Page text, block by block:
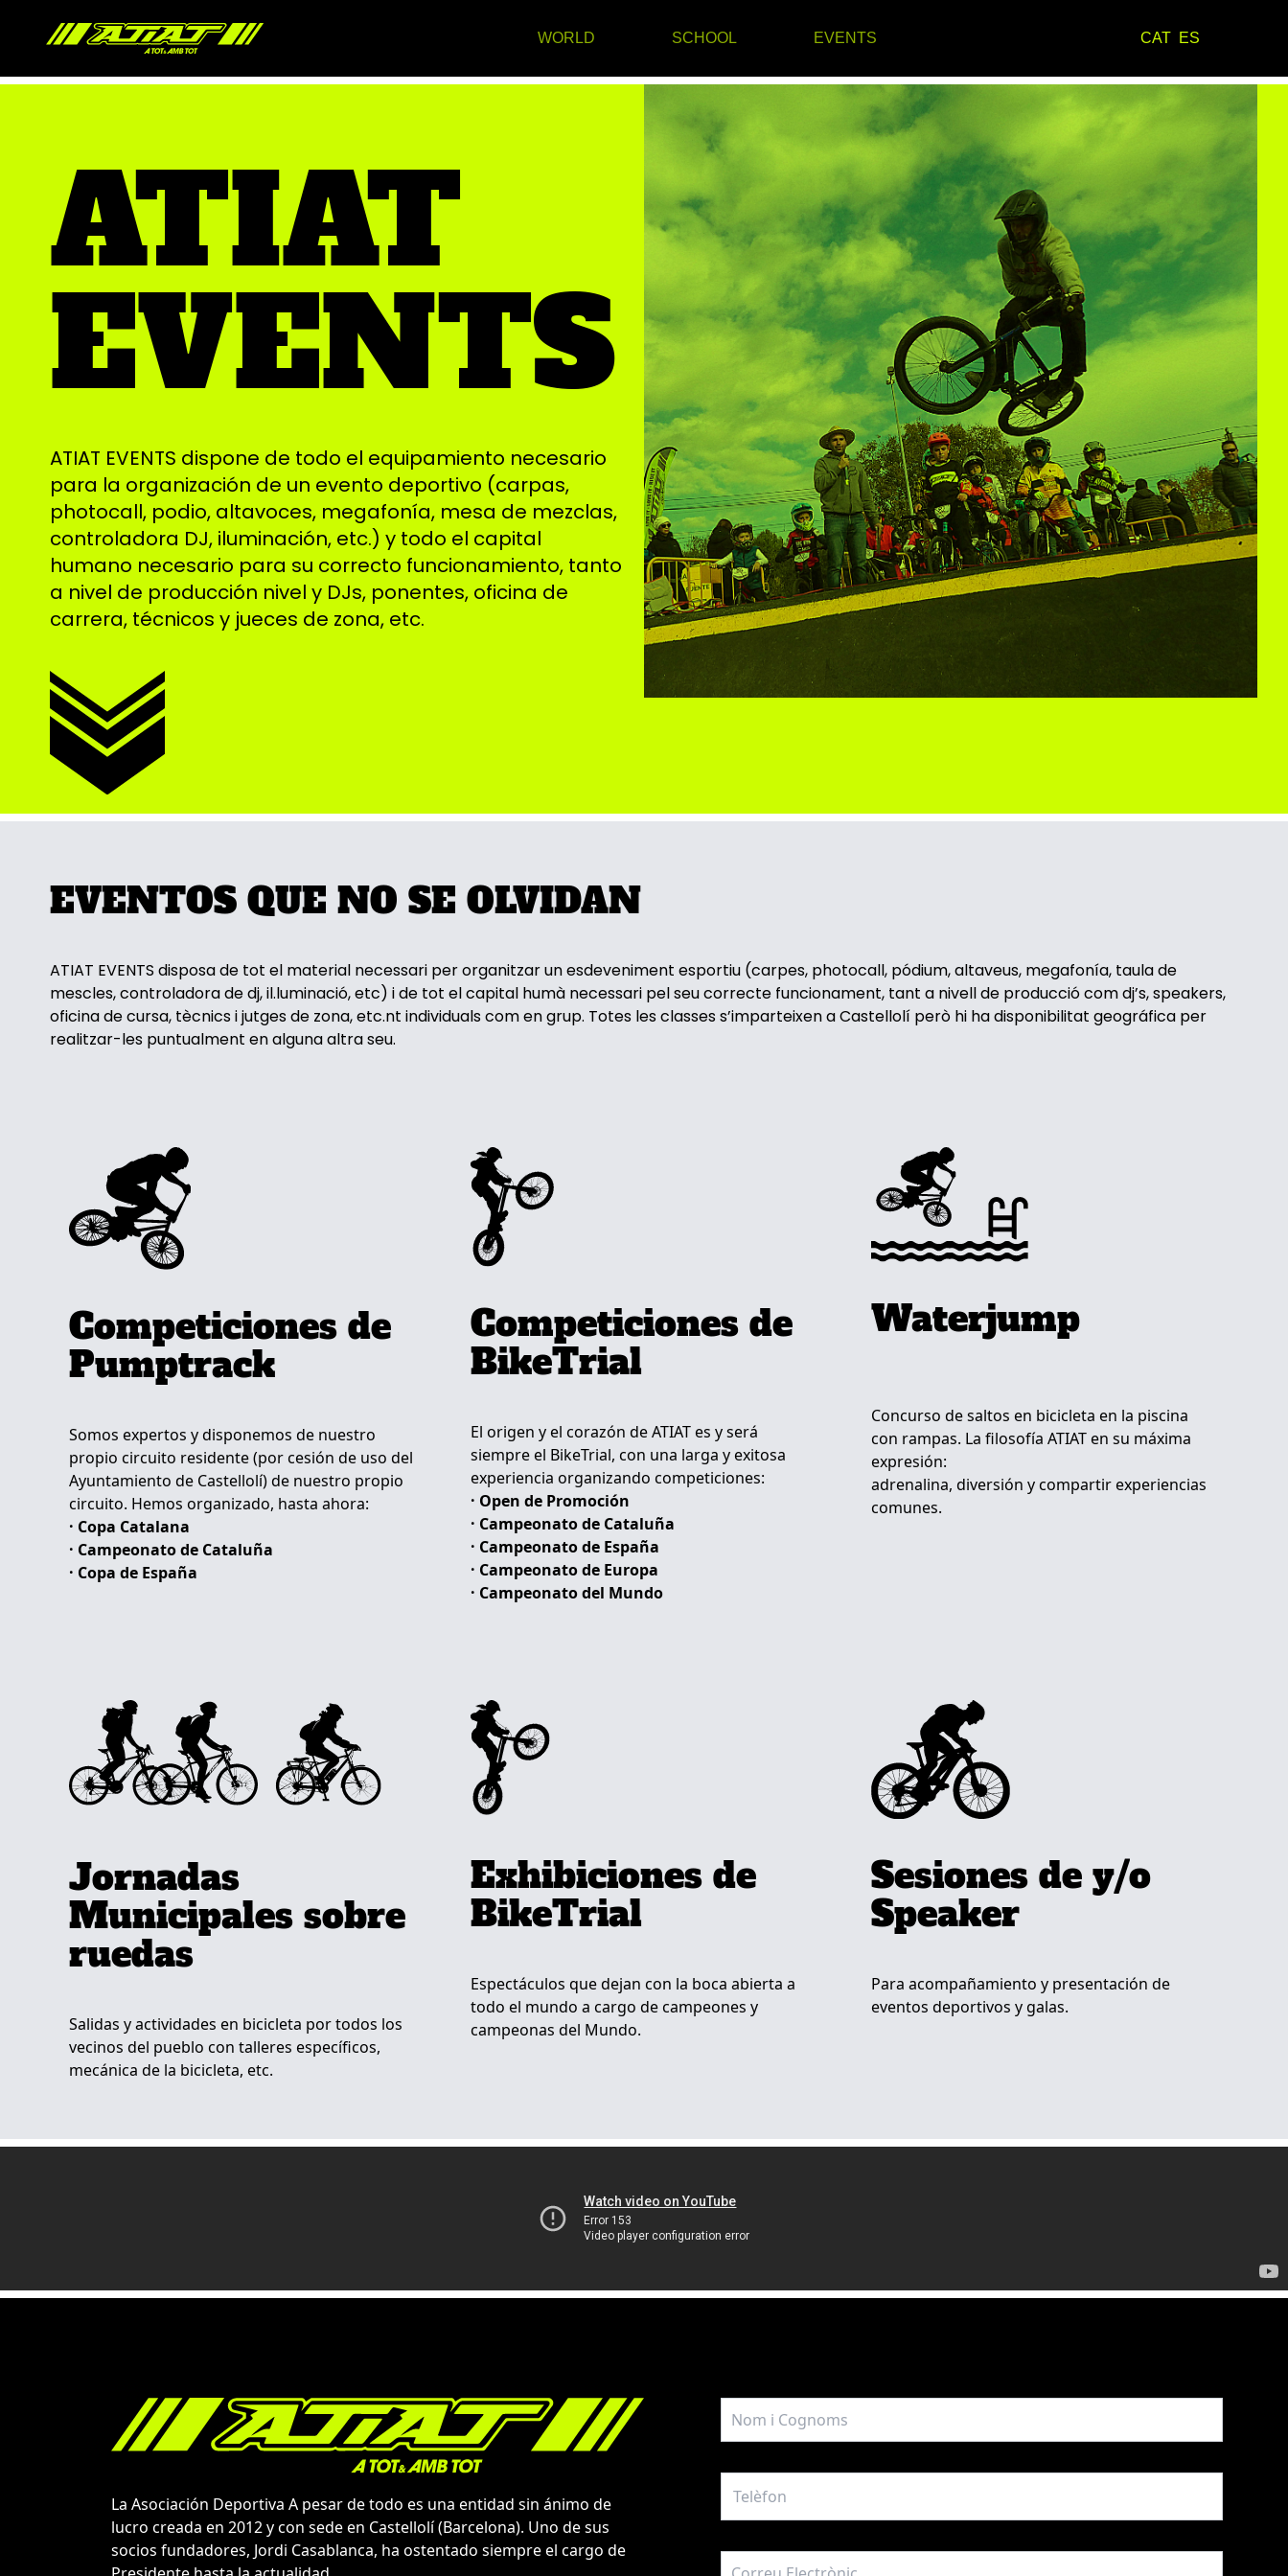
WORLD SCHOOL EVENTS CAT ES
ATIAT
EVENTS
ATIAT EVENTS dispone de todo el equipamiento necesario
para la organización de un evento deportivo (carpas,
photocall, podio, altavoces, megafonía, mesa de mezclas,
controladora DJ, iluminación, etc.) y todo el capital
humano necesario para su correcto funcionamiento, tanto
a nivel de producción nivel y DJs, ponentes, oficina de
carrera, técnicos y jueces de zona, etc.
EVENTOS QUE NO SE OLVIDAN
ATIAT EVENTS disposa de tot el material necessari per organitzar un esdeveniment esportiu (carpes, photocall, pódium, altaveus, megafonía, taula de
mescles, controladora de dj, il.luminació, etc) i de tot el capital humà necessari pel seu correcte funcionament, tant a nivell de producció com dj’s, speakers,
oficina de cursa, tècnics i jutges de zona, etc.nt individuals com en grup. Totes les classes s’imparteixen a Castellolí però hi ha disponibilitat geográfica per
realitzar-les puntualment en alguna altra seu.
Competiciones de
Pumptrack
Somos expertos y disponemos de nuestro
propio circuito residente (por cesión de uso del
Ayuntamiento de Castellolí) de nuestro propio
circuito. Hemos organizado, hasta ahora:
· Copa Catalana
· Campeonato de Cataluña
· Copa de España
Competiciones de
BikeTrial
El origen y el corazón de ATIAT es y será
siempre el BikeTrial, con una larga y exitosa
experiencia organizando competiciones:
· Open de Promoción
· Campeonato de Cataluña
· Campeonato de España
· Campeonato de Europa
· Campeonato del Mundo
Waterjump
Concurso de saltos en bicicleta en la piscina
con rampas. La filosofía ATIAT en su máxima
expresión:
adrenalina, diversión y compartir experiencias
comunes.
Jornadas
Municipales sobre
ruedas
Salidas y actividades en bicicleta por todos los
vecinos del pueblo con talleres específicos,
mecánica de la bicicleta, etc.
Exhibiciones de
BikeTrial
Espectáculos que dejan con la boca abierta a
todo el mundo a cargo de campeones y
campeonas del Mundo.
Sesiones de y/o
Speaker
Para acompañamiento y presentación de
eventos deportivos y galas.
La Asociación Deportiva A pesar de todo es una entidad sin ánimo de
lucro creada en 2012 y con sede en Castellolí (Barcelona). Uno de sus
socios fundadores, Jordi Casablanca, ha ostentado siempre el cargo de